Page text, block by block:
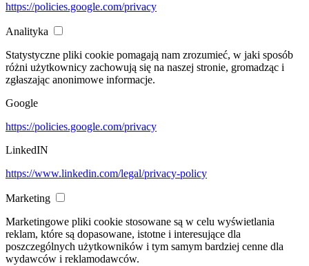
https://policies.google.com/privacy
Analityka
Statystyczne pliki cookie pomagają nam zrozumieć, w jaki sposób
różni użytkownicy zachowują się na naszej stronie, gromadząc i
zgłaszając anonimowe informacje.
Google
https://policies.google.com/privacy
LinkedIN
https://www.linkedin.com/legal/privacy-policy
Marketing
Marketingowe pliki cookie stosowane są w celu wyświetlania
reklam, które są dopasowane, istotne i interesujące dla
poszczególnych użytkowników i tym samym bardziej cenne dla
wydawców i reklamodawców.